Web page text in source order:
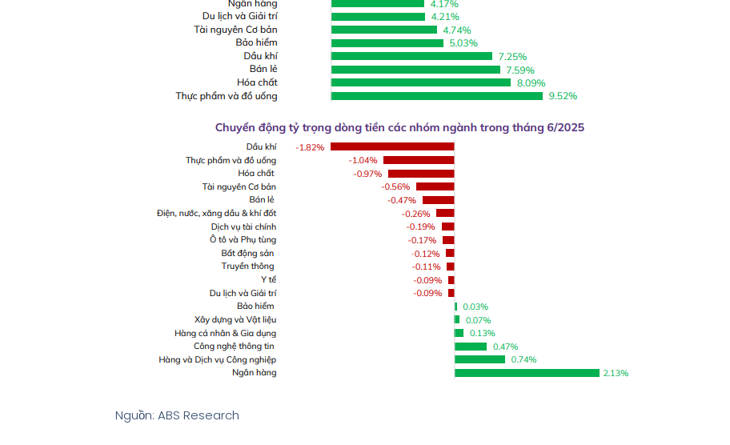
Nguồn: ABS Research